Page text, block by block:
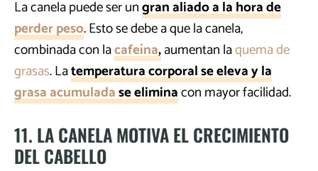
La canela puede ser ungran aliado a la hora de
perder peso. Esto se debe a que la canela,
combinada con lacafeína,aumentan laquema de
grasas. Latemperatura corporal se eleva y la
grasa acumuladase eliminacon mayor facilidad.
11. LA CANELA MOTIVA EL CRECIMIENTO
DEL CABELLO